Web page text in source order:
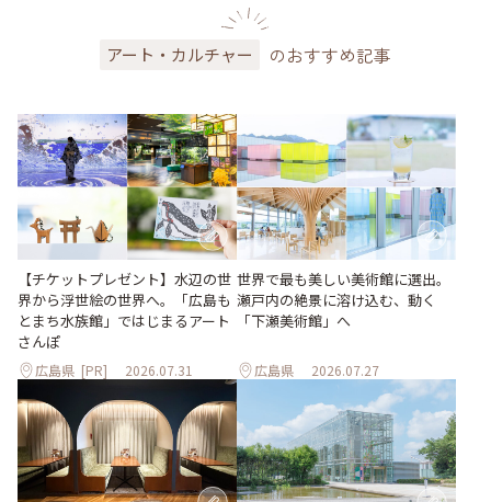
アート・カルチャー のおすすめ記事
【チケットプレゼント】水辺の世
界から浮世絵の世界へ。「広島も
とまち水族館」ではじまるアート
さんぽ
広島県 [PR] 2026.07.31
世界で最も美しい美術館に選出。
瀬戸内の絶景に溶け込む、動く
「下瀬美術館」へ
広島県 2026.07.27